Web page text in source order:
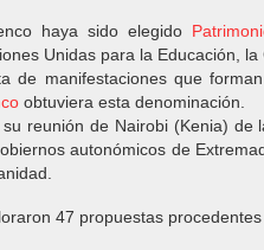
haya sido elegido
Unidas para la Educación la
manifestaciones que
obtuviera esta denominación.
reunión de Nairobi (Kenia) de
autonómicos de
47 propuestas